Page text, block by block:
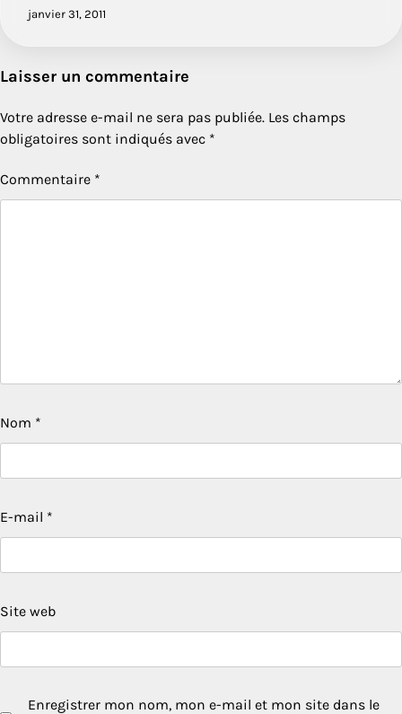
janvier 31, 2011
Laisser un commentaire
Votre adresse e-mail ne sera pas publiée. Les champs
obligatoires sont indiqués avec *
Commentaire *
Nom *
E-mail *
Site web
Enregistrer mon nom, mon e-mail et mon site dans le